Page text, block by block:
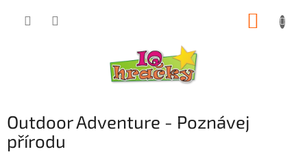
Outdoor Adventure - Poznávej
přírodu